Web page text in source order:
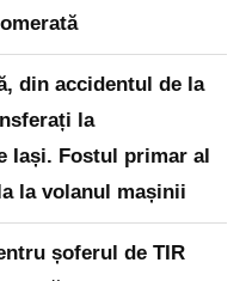
din accidentul de la
la
Iași. Fostul primar al
la volanul mașinii
șoferul de TIR